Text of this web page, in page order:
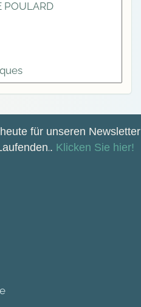
für unseren Newsletter
.. Klicken Sie hier!